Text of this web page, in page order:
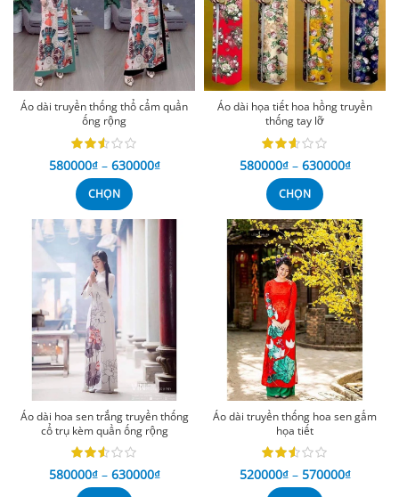
Áo dài truyền thống thổ cẩm quần
ống rộng
580000₫ – 630000₫
CHỌN
Áo dài họa tiết hoa hồng truyền
thống tay lỡ
580000₫ – 630000₫
CHỌN
Áo dài hoa sen trắng truyền thống
cổ trụ kèm quần ống rộng
580000₫ – 630000₫
Áo dài truyền thống hoa sen gấm
họa tiết
520000₫ – 570000₫